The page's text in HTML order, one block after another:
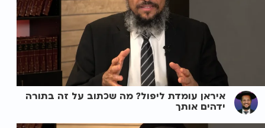
איראן עומדת ליפול? מה שכתוב על זה בתורה
ידהים אותך